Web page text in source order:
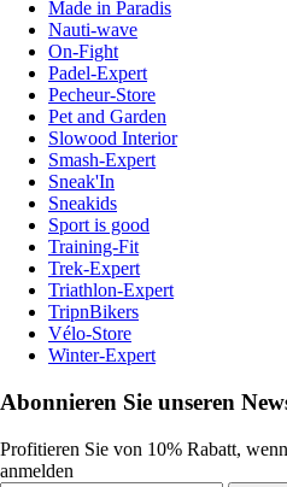
Made in Paradis
Nauti-wave
On-Fight
Padel-Expert
Pecheur-Store
Pet and Garden
Slowood Interior
Smash-Expert
Sneak'In
Sneakids
Sport is good
Training-Fit
Trek-Expert
Triathlon-Expert
TripnBikers
Vélo-Store
Winter-Expert
Abonnieren Sie unseren
Profitieren Sie von 10% Rabatt,
anmelden